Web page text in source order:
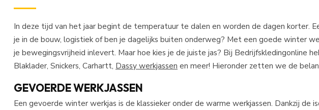
In deze tijd van het jaar begint de temperatuur te dalen en worden de dagen korter.
je in de bouw, logistiek of ben je dagelijks buiten onderweg? Met een goede winter
je bewegingsvrijheid inlevert. Maar hoe kies je de juiste jas? Bij Bedrijfskledingonline
Blaklader, Snickers, Carhartt, Dassy werkjassen en meer! Hieronder zetten we de
GEVOERDE WERKJASSEN
Een gevoerde winter werkjas is de klassieker onder de warme werkjassen. Dankzij